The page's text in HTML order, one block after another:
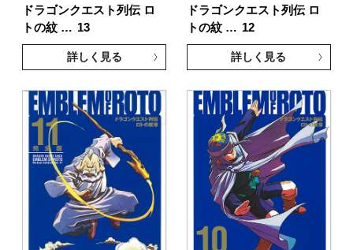
ドラゴンクエスト列伝 ロ
トの紋 … 13
詳しく見る
ドラゴンクエスト列伝 ロ
トの紋 … 12
詳しく見る